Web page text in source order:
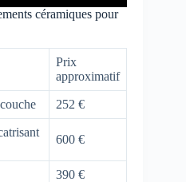
céramiques pour
Prix
approximatif
252 €
600 €
390 €